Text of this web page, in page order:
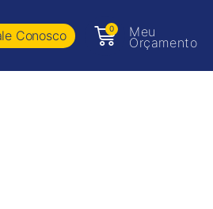
Conosco 0 Meu
Orçamento